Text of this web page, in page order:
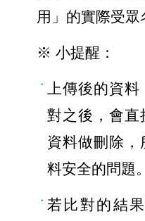
用」的實際受眾
※ 小提醒：
上傳後的資料
對之後，會直
資料做刪除
料安全的問題。
若比對的結